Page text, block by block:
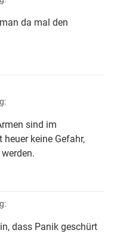
da mal den
sind im
keine Gefahr,
dass Panik geschürt